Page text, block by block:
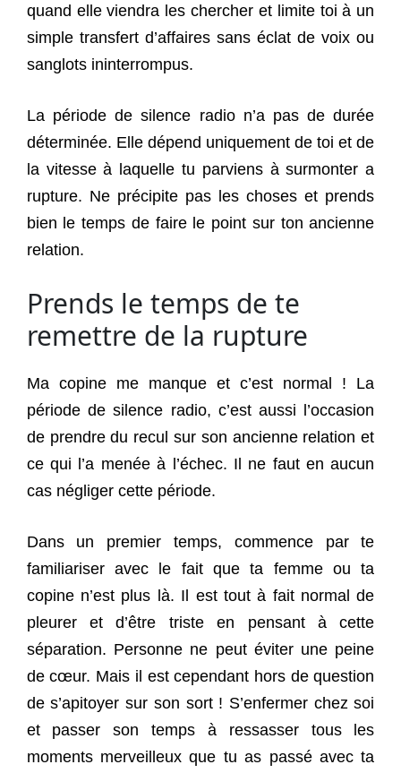
quand elle viendra les chercher et limite toi à un
simple transfert d’affaires sans éclat de voix ou
sanglots ininterrompus.
La période de silence radio n’a pas de durée
déterminée. Elle dépend uniquement de toi et de
la vitesse à laquelle tu parviens à surmonter a
rupture. Ne précipite pas les choses et prends
bien le temps de faire le point sur ton ancienne
relation.
Prends le temps de te
remettre de la rupture
Ma copine me manque et c’est normal ! La
période de silence radio, c’est aussi l’occasion
de prendre du recul sur son ancienne relation et
ce qui l’a menée à l’échec. Il ne faut en aucun
cas négliger cette période.
Dans un premier temps, commence par te
familiariser avec le fait que ta femme ou ta
copine n’est plus là. Il est tout à fait normal de
pleurer et d’être triste en pensant à cette
séparation. Personne ne peut éviter une peine
de cœur. Mais il est cependant hors de question
de s’apitoyer sur son sort ! S’enfermer chez soi
et passer son temps à ressasser tous les
moments merveilleux que tu as passé avec ta